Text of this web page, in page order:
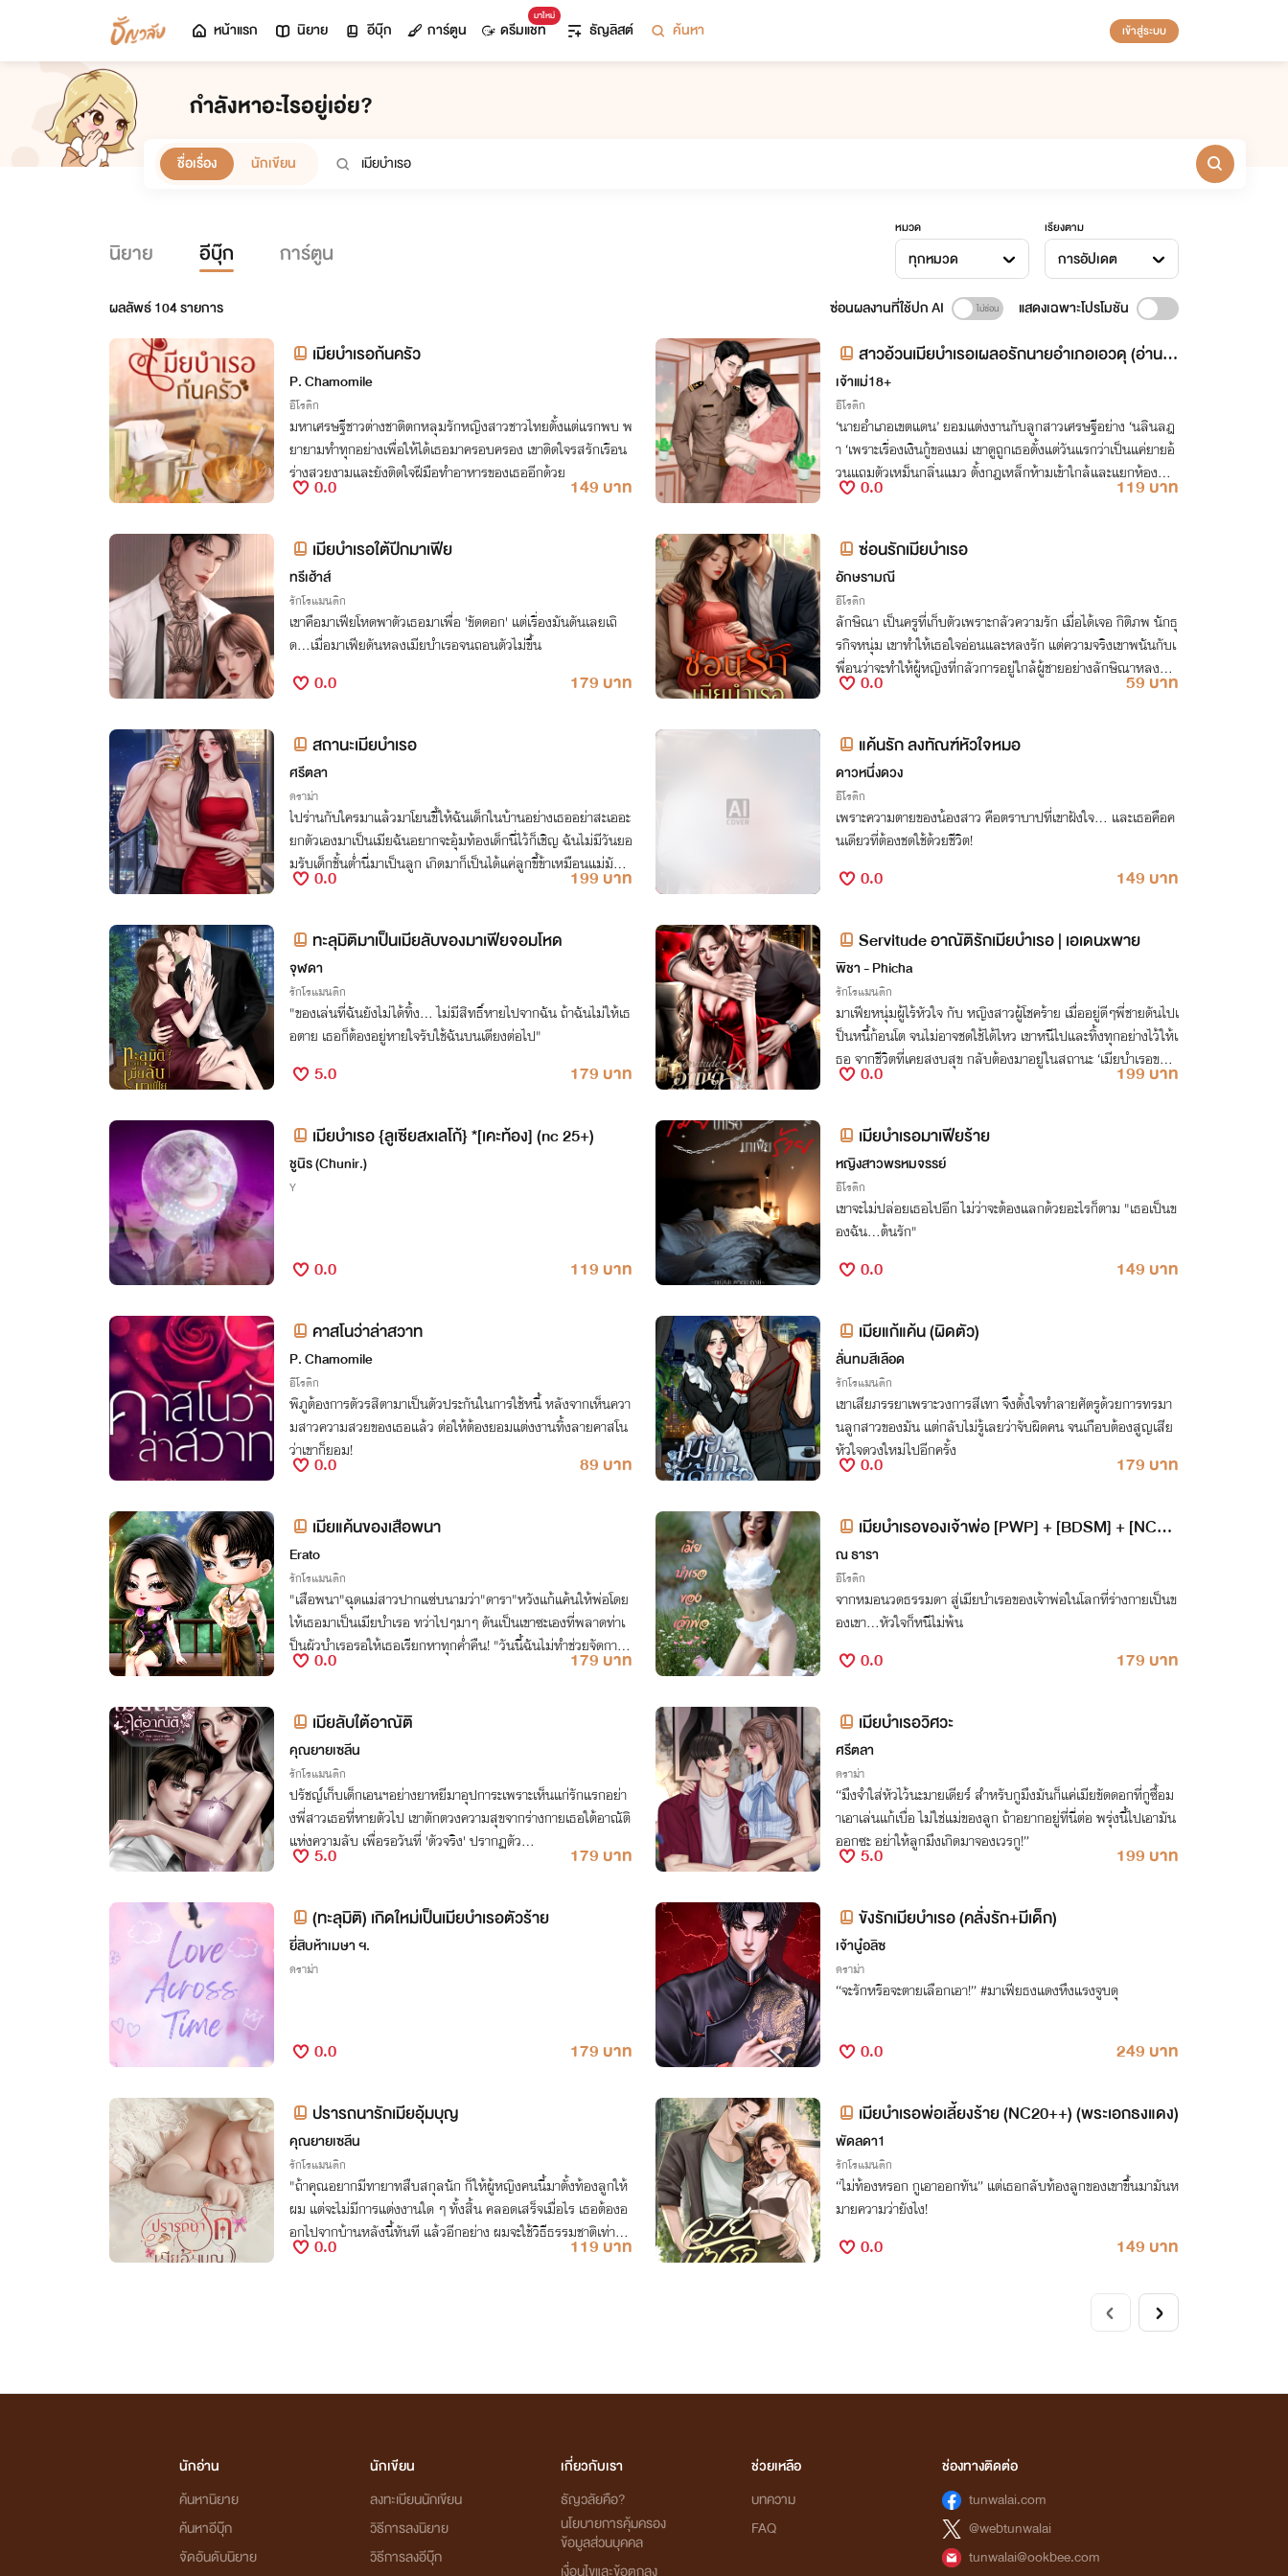
หน้าแรก นิยาย อีบุ๊ก การ์ตูน
มาใหม่
ดรีมแชท ธัญลิสต์ ค้นหา เข้าสู่ระบบ
กำลังหาอะไรอยู่เอ่ย?
ชื่อเรื่อง นักเขียน
นิยาย อีบุ๊ก การ์ตูน
หมวด
ทุกหมวด
เรียงตาม
การอัปเดต
ผลลัพธ์104รายการ ซ่อนผลงานที่ใช้ปก AI แสดงเฉพาะโปรโมชัน
เมียบำเรอก้นครัว
P. Chamomile
อีโรติก
มหาเศรษฐีชาวต่างชาติตกหลุมรักหญิงสาวชาวไทยตั้งแต่แรกพบ พ
ยายามทำทุกอย่างเพื่อให้ได้เธอมาครอบครอง เขาติดใจรสรักเรือน
ร่างสวยงามและยังติดใจฝีมือทำอาหารของเธออีกด้วย
0.0 149 บาท
สาวอ้วนเมียบำเรอเผลอรักนายอำเภอเอวดุ (อ่านฟ
รีจนจบ)
เจ้าแม่18+
อีโรติก
‘นายอำเภอเขตแดน’ ยอมแต่งงานกับลูกสาวเศรษฐีอย่าง ‘นลินลฎ
า ‘เพราะเรื่องเงินกู้ของแม่ เขาดูถูกเธอตั้งแต่วันแรกว่าเป็นแค่ยายอ้
วนแถมตัวเหม็นกลิ่นแมว ตั้งกฎเหล็กห้ามเข้าใกล้และแยกห้องนอ
นตั้งแต่วันเข้าหอ
0.0 119 บาท
เมียบำเรอใต้ปีกมาเฟีย
ทรีเฮ้าส์
รักโรแมนติก
เขาคือมาเฟียโหดพาตัวเธอมาเพื่อ 'ขัดดอก' แต่เรื่องมันดันเลยเถิ
ด...เมื่อมาเฟียดันหลงเมียบำเรอจนถอนตัวไม่ขึ้น
0.0 179 บาท
ซ่อนรักเมียบำเรอ
อักษรามณี
อีโรติก
ลักษิณา เป็นครูที่เก็บตัวเพราะกลัวความรัก เมื่อได้เจอ กิติภพ นักธุ
รกิจหนุ่ม เขาทำให้เธอใจอ่อนและหลงรัก แต่ความจริงเขาพนันกับเ
พื่อนว่าจะทำให้ผู้หญิงที่กลัวการอยู่ใกล้ผู้ชายอย่างลักษิณาหลงรัก
ก่อนทิ้งเธอ
0.0 59 บาท
สถานะเมียบำเรอ
ศรีตลา
ดราม่า
ไปร่านกับใครมาแล้วมาโยนขี้ให้ฉันเด็กในบ้านอย่างเธออย่าสะเออะ
ยกตัวเองมาเป็นเมียฉันอยากจะอุ้มท้องเด็กนี่ไว้ก็เชิญ ฉันไม่มีวันยอ
มรับเด็กชั้นต่ำนี่มาเป็นลูก เกิดมาก็เป็นได้แค่ลูกขี้ข้าเหมือนแม่มันนั่
นแหละ0.0 199 บาท
แค้นรัก ลงทัณฑ์หัวใจหมอ
ดาวหนึ่งดวง
อีโรติก
เพราะความตายของน้องสาว คือตราบาปที่เขาฝังใจ... และเธอคือค
นเดียวที่ต้องชดใช้ด้วยชีวิต!
0.0 149 บาท
ทะลุมิติมาเป็นเมียลับของมาเฟียจอมโหด
จุฬดา
รักโรแมนติก
"ของเล่นที่ฉันยังไม่ได้ทิ้ง... ไม่มีสิทธิ์หายไปจากฉัน ถ้าฉันไม่ให้เธ
อตาย เธอก็ต้องอยู่หายใจรับใช้ฉันบนเตียงต่อไป"
5.0 179 บาท
Servitude อาณัติรักเมียบำเรอ | เอเดนxพาย
พิชา - Phicha
รักโรแมนติก
มาเฟียหนุ่มผู้ไร้หัวใจ กับ หญิงสาวผู้โชคร้าย เมื่ออยู่ดีๆพี่ชายดันไปเ
ป็นหนี้ก้อนโต จนไม่อาจชดใช้ได้ไหว เขาหนีไปและทิ้งทุกอย่างไว้ให้เ
ธอ จากชีวิตที่เคยสงบสุข กลับต้องมาอยู่ในสถานะ ‘เมียบำเรอของ
มาเฟีย'0.0 199 บาท
เมียบำเรอ {ลูเซียสxเลโก้} *[เคะท้อง] (nc 25+)
ชูนิร (Chunir.)
Y
0.0 119 บาท
เมียบำเรอมาเฟียร้าย
หญิงสาวพรหมจรรย์
อีโรติก
เขาจะไม่ปล่อยเธอไปอีก ไม่ว่าจะต้องแลกด้วยอะไรก็ตาม "เธอเป็นข
องฉัน...ต้นรัก"
0.0 149 บาท
คาสโนว่าล่าสวาท
P. Chamomile
อีโรติก
พิภูต้องการตัวรสิตามาเป็นตัวประกันในการใช้หนี้ หลังจากเห็นควา
มสาวความสวยของเธอแล้ว ต่อให้ต้องยอมแต่งงานทิ้งลายคาสโน
ว่าเขาก็ยอม!
0.0 89 บาท
เมียแก้แค้น (ผิดตัว)
ลั่นทมสีเลือด
รักโรแมนติก
เขาเสียภรรยาเพราะวงการสีเทา จึงตั้งใจทำลายศัตรูด้วยการทรมา
นลูกสาวของมัน แต่กลับไม่รู้เลยว่าจับผิดคน จนเกือบต้องสูญเสีย
หัวใจดวงใหม่ไปอีกครั้ง
0.0 179 บาท
เมียแค้นของเสือพนา
Erato
รักโรแมนติก
"เสือพนา"ฉุดแม่สาวปากแซ่บนามว่า"ดารา"หวังแก้แค้นให้พ่อโดย
ให้เธอมาเป็นเมียบำเรอ ทว่าไปๆมาๆ ดันเป็นเขาซะเองที่พลาดท่าเ
ป็นผัวบำเรอรอให้เธอเรียกหาทุกค่ำคืน! "วันนี้ฉันไม่ทำช่วยจัดการไ
อ้หนอนนั้นของพี่ด้วย"
0.0 179 บาท
เมียบำเรอของเจ้าพ่อ [PWP] + [BDSM] + [NC30
+]
ณ ธารา
อีโรติก
จากหมอนวดธรรมดา สู่เมียบำเรอของเจ้าพ่อในโลกที่ร่างกายเป็นข
องเขา…หัวใจก็หนีไม่พ้น
0.0 179 บาท
เมียลับใต้อาณัติ
คุณยายเซลีน
รักโรแมนติก
ปรัชญ์เก็บเด็กเอนฯอย่างยาหยีมาอุปการะเพราะเห็นแก่รักแรกอย่า
งพี่สาวเธอที่หายตัวไป เขาตักตวงความสุขจากร่างกายเธอใต้อาณัติ
แห่งความลับ เพื่อรอวันที่ 'ตัวจริง' ปรากฏตัว...
5.0 179 บาท
เมียบำเรอวิศวะ
ศรีตลา
ดราม่า
“มึงจำใส่หัวไว้นะมายเดียร์ สำหรับกูมึงมันก็แค่เมียขัดดอกที่กูซื้อม
าเอาเล่นแก้เบื่อ ไม่ใช่แม่ของลูก ถ้าอยากอยู่ที่นี่ต่อ พรุ่งนี้ไปเอามัน
ออกซะ อย่าให้ลูกมึงเกิดมาจองเวรกู!”
5.0 199 บาท
(ทะลุมิติ) เกิดใหม่เป็นเมียบำเรอตัวร้าย
ยี่สิบห้าเมษา ฯ.
ดราม่า
0.0 179 บาท
ขังรักเมียบำเรอ (คลั่งรัก+มีเด็ก)
เจ้านู๋อลิซ
ดราม่า
“จะรักหรือจะตายเลือกเอา!” #มาเฟียธงแดงหึงแรงจูบดุ
0.0 249 บาท
ปรารถนารักเมียอุ้มบุญ
คุณยายเซลีน
รักโรแมนติก
"ถ้าคุณอยากมีทายาทสืบสกุลนัก ก็ให้ผู้หญิงคนนี้มาตั้งท้องลูกให้
ผม แต่จะไม่มีการแต่งงานใด ๆ ทั้งสิ้น คลอดเสร็จเมื่อไร เธอต้องอ
อกไปจากบ้านหลังนี้ทันที แล้วอีกอย่าง ผมจะใช้วิธีธรรมชาติเท่านั้
น..."0.0 119 บาท
เมียบำเรอพ่อเลี้ยงร้าย (NC20++) (พระเอกธงแดง)
พัดลดา1
รักโรแมนติก
“ไม่ท้องหรอก กูเอาออกทัน” แต่เธอกลับท้องลูกของเขาขึ้นมามันห
มายความว่ายังไง!
0.0 149 บาท
นักอ่าน
ค้นหานิยาย
ค้นหาอีบุ๊ก
จัดอันดับนิยาย
นักเขียน
ลงทะเบียนนักเขียน
วิธีการลงนิยาย
วิธีการลงอีบุ๊ก
เกี่ยวกับเรา
ธัญวลัยคือ?
นโยบายการคุ้มครอง
ข้อมูลส่วนบุคคล
ช่วยเหลือ
บทความ
FAQ
ช่องทางติดต่อ
tunwalai.com
@webtunwalai
tunwalai@ookbee.com